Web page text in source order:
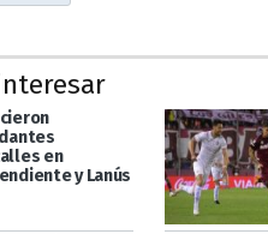
en
y Lanús